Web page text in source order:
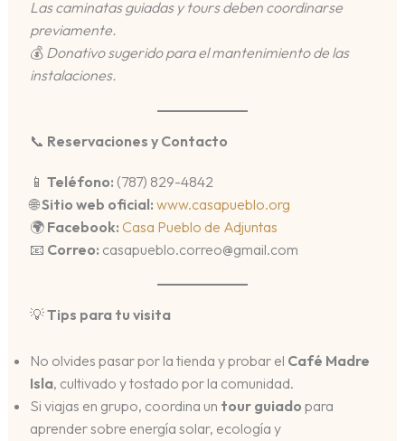
Las caminatas guiadas y tours deben coordinarse
previamente.
💰 Donativo sugerido para el mantenimiento de las
instalaciones.
📞 Reservaciones y Contacto
📱 Teléfono: (787) 829-4842
🌐Sitio web oficial: www.casapueblo.org
🌍 Facebook: Casa Pueblo de Adjuntas
📧 Correo: casapueblo.correo@gmail.com
💡Tips para tu visita
No olvides pasar por la tienda y probar el Café Madre
Isla, cultivado y tostado por la comunidad.
Si viajas en grupo, coordina un tour guiado para
aprender sobre energía solar, ecología y